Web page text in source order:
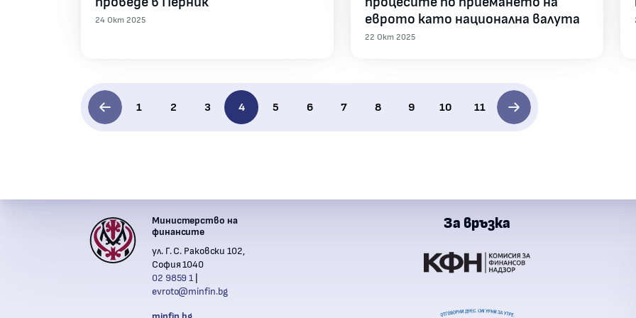
24 Окт 2025
еврото като национална валута
22 Окт 2025
1 2 3 4 5 6 7 8 9 10 11
Контакти с институции
Министерство на
финансите
ул. Г. С. Раковски 102,
София 1040
02 9859 1
evroto@minfin.bg
За връзка